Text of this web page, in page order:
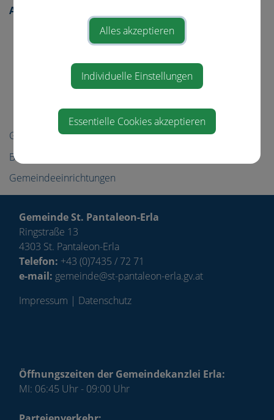
Aktuelles
Bildungsangebote
Links/Adressen
Gemeinde
Bürgerservice
Gemeindeeinrichtungen
Gemeinde St. Pantaleon-Erla
Ringstraße 13
4303 St. Pantaleon-Erla
Telefon: +43 (0)7435 / 72 71
e-mail: gemeinde@st-pantaleon-erla.gv.at
Impressum | Datenschutz
Öffnungszeiten der Gemeindekanzlei Erla:
MI: 06:45 Uhr - 09:00 Uhr
Alles akzeptieren
Individuelle Einstellungen
Essentielle Cookies akzeptieren